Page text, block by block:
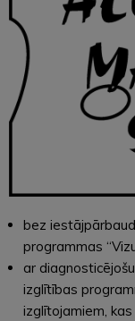
bez
programmas
ar
izglītības
izglītojamiem,